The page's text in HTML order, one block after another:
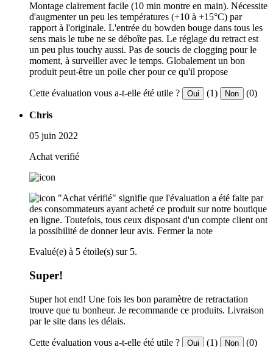
Montage clairement facile (10 min montre en main). Nécessite
d'augmenter un peu les températures (+10 à +15°C) par
rapport à l'originale. L'entrée du bowden bouge dans tous les
sens mais le tube ne se déboîte pas. Le réglage du retract est
un peu plus touchy aussi. Pas de soucis de clogging pour le
moment, à surveiller avec le temps. Globalement un bon
produit peut-être un poile cher pour ce qu'il propose
Cette évaluation vous a-t-elle été utile ? Oui (1) Non (0)
Chris
05 juin 2022
Achat verifié
"Achat vérifié" signifie que l'évaluation a été faite par
des consommateurs ayant acheté ce produit sur notre boutique
en ligne. Toutefois, tous ceux disposant d'un compte client ont
la possibilité de donner leur avis. Fermer la note
Evalué(e) à 5 étoile(s) sur 5.
Super!
Super hot end! Une fois les bon paramètre de retractation
trouve que tu bonheur. Je recommande ce produits. Livraison
par le site dans les délais.
Cette évaluation vous a-t-elle été utile ? Oui (1) Non (0)